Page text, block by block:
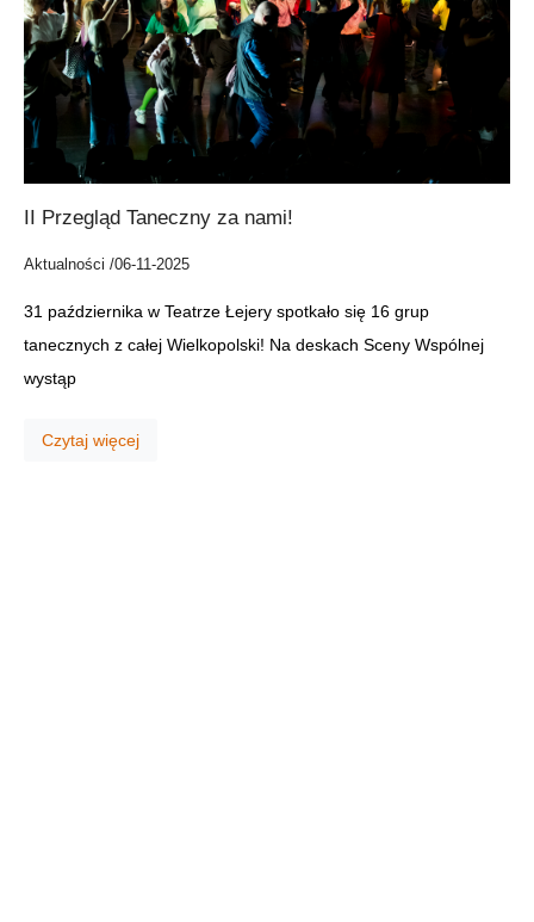
II Przegląd Taneczny za nami!
Aktualności /06-11-2025
31 października w Teatrze Łejery spotkało się 16 grup
tanecznych z całej Wielkopolski! Na deskach Sceny Wspólnej
wystąp
Czytaj więcej